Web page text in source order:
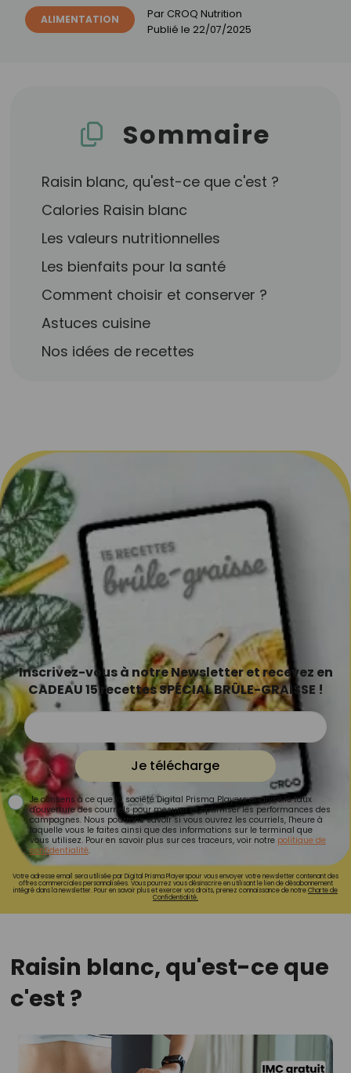
ALIMENTATION Par CROQ Nutrition
Publié le 22/07/2025
Sommaire
Raisin blanc, qu'est-ce que c'est ?
Calories Raisin blanc
Les valeurs nutritionnelles
Les bienfaits pour la santé
Comment choisir et conserver ?
Astuces cuisine
Nos idées de recettes
Inscrivez-vous à notre Newsletter et recevez en
CADEAU 15 recettes SPÉCIAL BRÛLE-GRAISSE !
Je télécharge
Je consens à ce que la société Digital Prisma Players analyse le taux
d'ouverture des courriels pour mesurer et optimiser les performances des
campagnes. Nous pourrons savoir si vous ouvrez les courriels, l'heure à
laquelle vous le faites ainsi que des informations sur le terminal que
vous utilisez. Pour en savoir plus sur ces traceurs, voir notre politique de
confidentialité.
Votre adresse email sera utilisée par Digital Prisma Playerspour vous envoyer votre newsletter contenant des
offres commerciales personnalisées. Vous pourrez vous désinscrire en utilisant le lien de désabonnement
intégré dans la newsletter. Pour en savoir plus et exercer vos droits, prenez connaissance de notreCharte de
Confidentialité.
Raisin blanc, qu'est-ce que
c'est ?